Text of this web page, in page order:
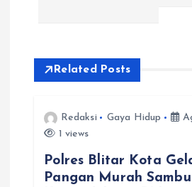
Related Posts
Redaksi Gaya Hidup
1 views
Polres Blitar Kota
Pangan Murah